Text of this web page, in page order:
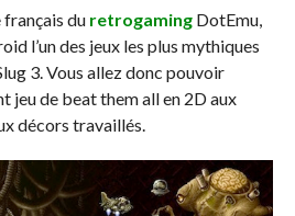
français du retrogamingDotEmu,
l’un des jeux les plus mythiques
3. Vous allez donc pouvoir
jeu de beat them all en 2D aux
décors travaillés.